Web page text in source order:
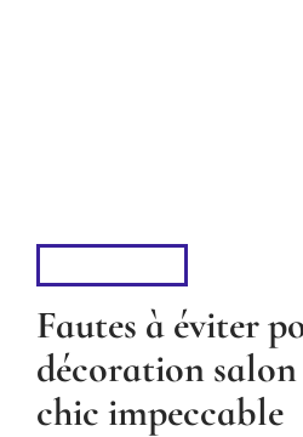
Fautes à éviter
décoration
chic impeccable